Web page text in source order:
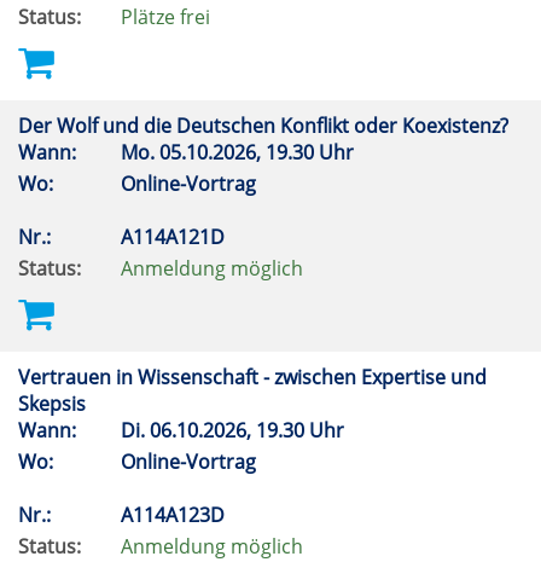
Status:
Plätze frei
Der Wolf und die Deutschen Konflikt oder Koexistenz?
Wann:
Mo.05.10.2026, 19.30 Uhr
Wo:
Online-Vortrag
Nr.:
A114A121D
Status:
Anmeldung möglich
Vertrauen in Wissenschaft - zwischen Expertise und
Skepsis
Wann:
Di.06.10.2026, 19.30 Uhr
Wo:
Online-Vortrag
Nr.:
A114A123D
Status:
Anmeldung möglich